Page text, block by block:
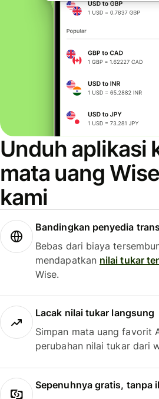
Unduh aplikasi
mata uang
kami
Bandingkan penyedia
Bebas dari biaya
mendapatkan nilai tukar
Wise.
Lacak nilai tukar langsung
Simpan mata uang favorit
perubahan nilai tukar dari
Sepenuhnya gratis, tanpa